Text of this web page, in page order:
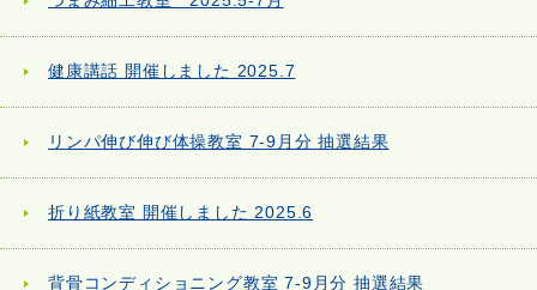
健康講話 開催しました 2025.7
リンパ伸び伸び体操教室 7-9月分 抽選結果
折り紙教室 開催しました 2025.6
背骨コンディショニング教室 7-9月分 抽選結果